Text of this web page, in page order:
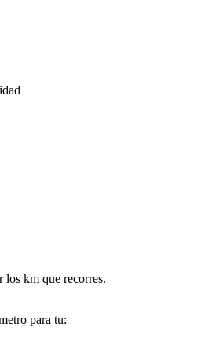
los km que recorres.
para tu: